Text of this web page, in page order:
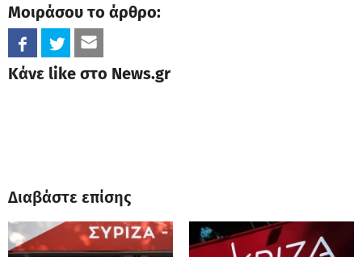
Μοιράσου το άρθρο:
Κάνε like στο News.gr
Διαβάστε επίσης